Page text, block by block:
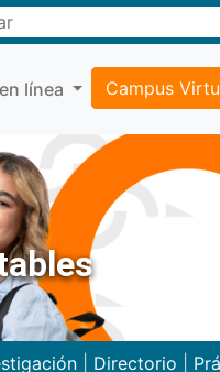
línea Campus
| Directorio